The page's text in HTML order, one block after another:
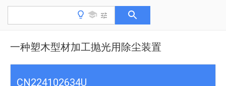
一种塑木型材加工抛光用除尘装置
CN224102634U